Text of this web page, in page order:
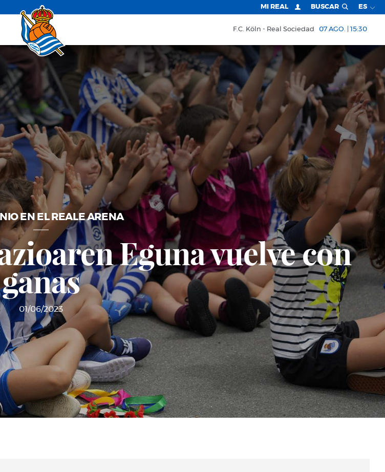
MI REAL BUSCAR ES
F.C. Köln Real Sociedad 07 AGO. | 15:30
EN EL REALE ARENA
Eguna vuelve con
ganas
01/06/2023